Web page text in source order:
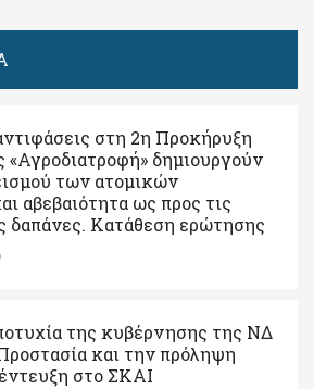
στη 2η Προκήρυξη
δημιουργούν
των ατομικών
αβεβαιότητα ως προς τις
δαπάνες. Κατάθεση ερώτησης
της κυβέρνησης της ΝΔ
και την πρόληψη
στο ΣΚΑΙ